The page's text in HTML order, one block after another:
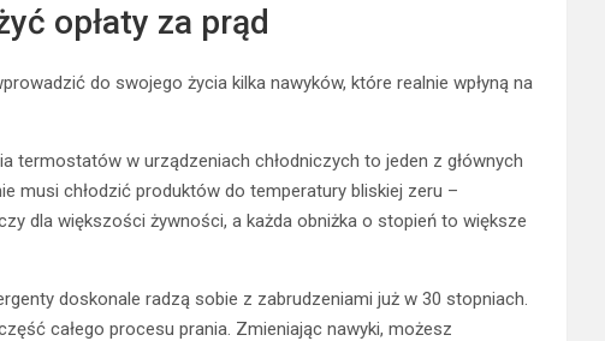
opłaty za prąd
do swojego życia kilka nawyków, które realnie wpłyną na
termostatów w urządzeniach chłodniczych to jeden z głównych
musi chłodzić produktów do temperatury bliskiej zeru –
dla większości żywności, a każda obniżka o stopień to większe
doskonale radzą sobie z zabrudzeniami już w 30 stopniach.
całego procesu prania. Zmieniając nawyki, możesz